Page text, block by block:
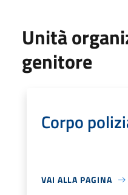
Unità
genitore
Corpo
VAI ALLA PAGINA